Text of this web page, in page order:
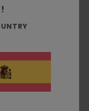
desde mayo 2026
este